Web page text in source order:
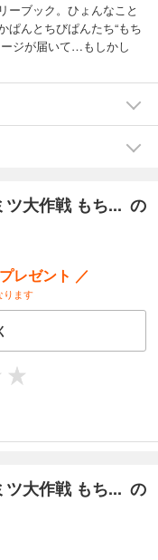
ーブック。ひょんなこと
ぱんとちびぱんたち“もち
ジが届いて…もしかし
大作戦 もち... の
レゼント ／
ります
大作戦 もち... の